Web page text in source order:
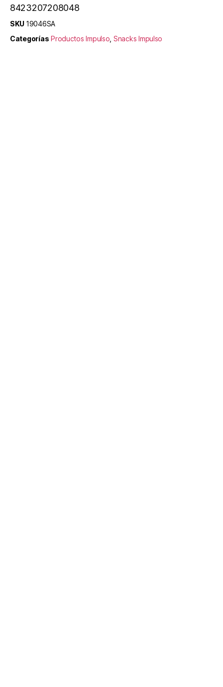
8423207208048
SKU 19046SA
Categorías Productos Impulso Snacks Impulso